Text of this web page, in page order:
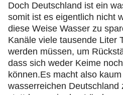
Doch Deutschland ist ein
somit ist es eigentlich nicht
diese Weise Wasser zu
Kanäle viele tausende Liter
werden müssen, um
dass sich weder Keime
können.Es macht also
wasserreichen Deutschland